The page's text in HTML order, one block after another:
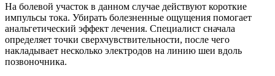
На болевой участок в данном случае действуют короткие
импульсы тока. Убирать болезненные ощущения помогает
анальгетический эффект лечения. Специалист сначала
определяет точки сверхчувствительности, после чего
накладывает несколько электродов на линию шеи вдоль
позвоночника.